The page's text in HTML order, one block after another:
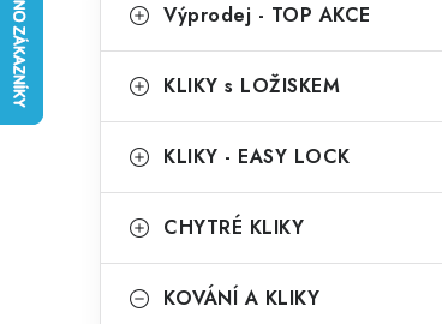
o
t
r
n
kategorie
a
e
o
i
Výprodej - TOP AKCE
KLIKY s LOŽISKEM
KLIKY - EASY LOCK
CHYTRÉ KLIKY
KOVÁNÍ A KLIKY